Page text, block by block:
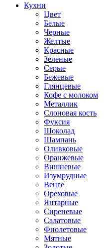
Кухни
Цвет
Белые
Черные
Желтые
Красные
Зеленые
Серые
Бежевые
Глянцевые
Кофе с молоком
Металлик
Слоновая кость
Фуксия
Шоколад
Шампань
Оливковые
Оранжевые
Вишневые
Изумрудные
Венге
Ореховые
Янтарные
Сиреневые
Салатовые
Фиолетовые
Мятные